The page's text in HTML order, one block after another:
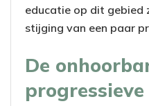
educatie op dit gebied
stijging van een paar
De